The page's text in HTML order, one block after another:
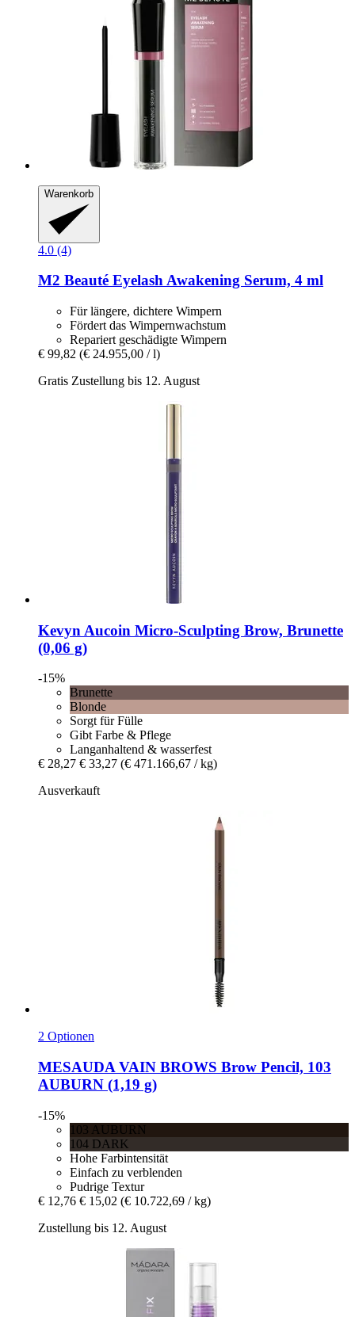
Warenkorb
4.0 (4)
M2 Beauté Eyelash Awakening Serum, 4 ml
Für längere, dichtere Wimpern
Fördert das Wimpernwachstum
Repariert geschädigte Wimpern
€ 99,82 (€ 24.955,00 / l)
Gratis Zustellung bis 12. August
Kevyn Aucoin Micro-​Sculpting Brow, Brunette
(0,06 g)
-15%
Brunette
Blonde
Sorgt für Fülle
Gibt Farbe & Pflege
Langanhaltend & wasserfest
€ 28,27 € 33,27 (€ 471.166,67 / kg)
Ausverkauft
2 Optionen
MESAUDA VAIN BROWS Brow Pencil, 103
AUBURN (1,19 g)
-15%
103 AUBURN
104 DARK
Hohe Farbintensität
Einfach zu verblenden
Pudrige Textur
€ 12,76 € 15,02 (€ 10.722,69 / kg)
Zustellung bis 12. August